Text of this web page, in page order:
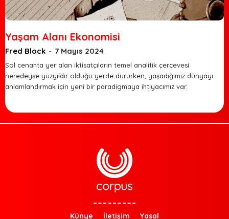
Yaşam Alanı Ekonomisi
Fred Block - 7 Mayıs 2024
Sol cenahta yer alan iktisatçıların temel analitik çerçevesi
neredeyse yüzyıldır olduğu yerde dururken, yaşadığımız dünyayı
anlamlandırmak için yeni bir paradigmaya ihtiyacımız var.
Künye İletişim Yasal